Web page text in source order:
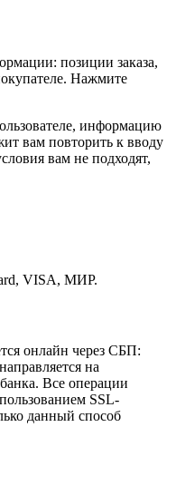
позиции заказа,
Нажмите
информацию
вам повторить к вводу
вам не подходят,
VISA, МИР.
онлайн через СБП:
на
Все операции
SSL-
данный способ